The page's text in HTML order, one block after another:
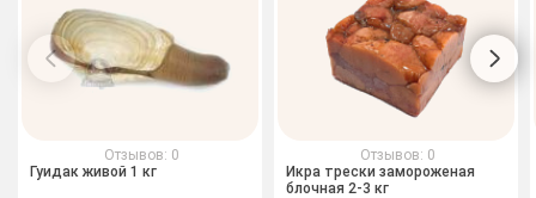
Отзывов: 0
Гуидак живой 1 кг
Отзывов: 0
Икра трески замороженая
блочная 2-3 кг